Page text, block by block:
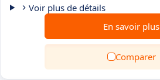
Voir plus de détails
En savoir plus
Comparer